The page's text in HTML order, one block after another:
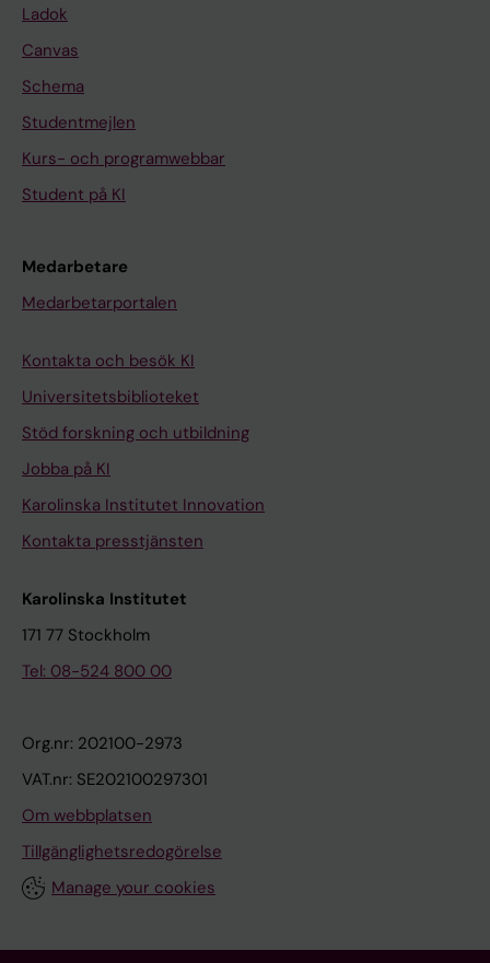
Ladok
Canvas
Schema
Studentmejlen
Kurs- och programwebbar
Student på KI
Medarbetare
Medarbetarportalen
Kontakta och besök KI
Universitetsbiblioteket
Stöd forskning och utbildning
Jobba på KI
Karolinska Institutet Innovation
Kontakta presstjänsten
Karolinska Institutet
171 77 Stockholm
Tel: 08-524 800 00
Org.nr: 202100-2973
VAT.nr: SE202100297301
Om webbplatsen
Tillgänglighetsredogörelse
Manage your cookies